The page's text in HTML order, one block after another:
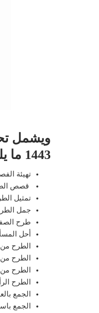
ويشمل
1443 ما يلي :
تهيئة
قصص
تمثيل
جمل
طرح
أحل
الطرح من
الطرح من
الطرح من
الطرح
الجمع
الجمع